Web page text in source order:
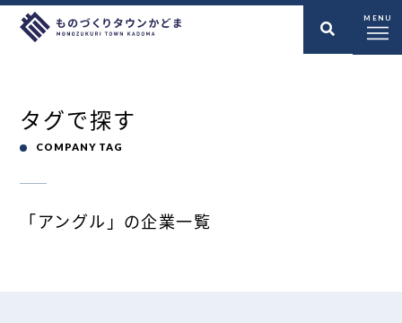
MENU
タグで探す
COMPANY TAG
「アングル」の企業一覧